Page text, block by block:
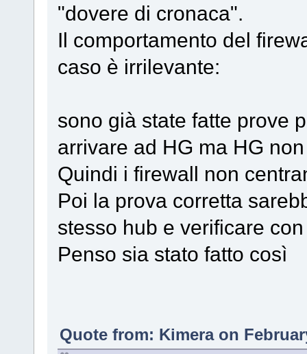
"dovere di cronaca".
Il comportamento del
caso è irrilevante:
sono già state fatte prove
arrivare ad HG ma HG
Quindi i firewall non
Poi la prova corretta
stesso hub e verificare
Penso sia stato fatto così
Quote from: Kimera on